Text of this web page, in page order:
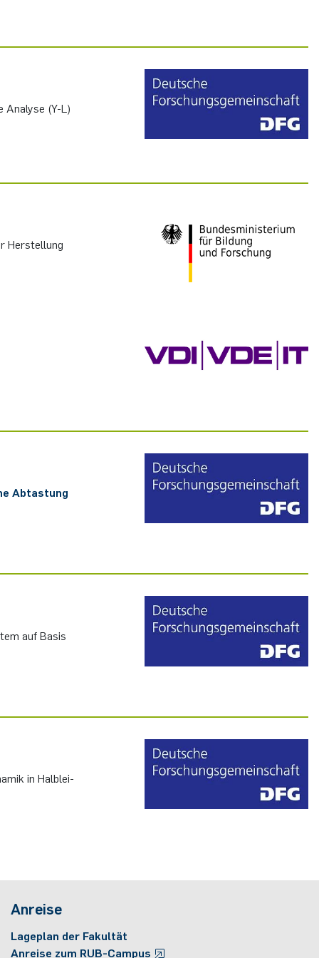
(Y-L)
Herstellung
Ab­tas­tung
auf Basis
in Halb­lei­
Anreise
Lageplan der Fakultät
Anreise zum RUB-Campus